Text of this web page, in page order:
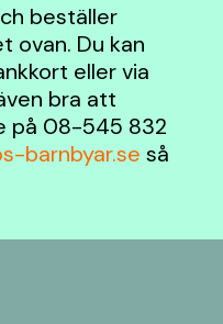
beställer
ovan. Du kan
eller via
bra att
på 08-545 832
barnbyar.se så